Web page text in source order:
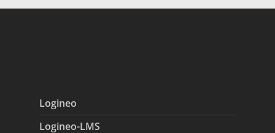
Logineo
Logineo-LMS